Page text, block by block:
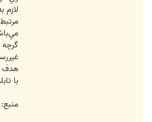
هدف
با
منبع: